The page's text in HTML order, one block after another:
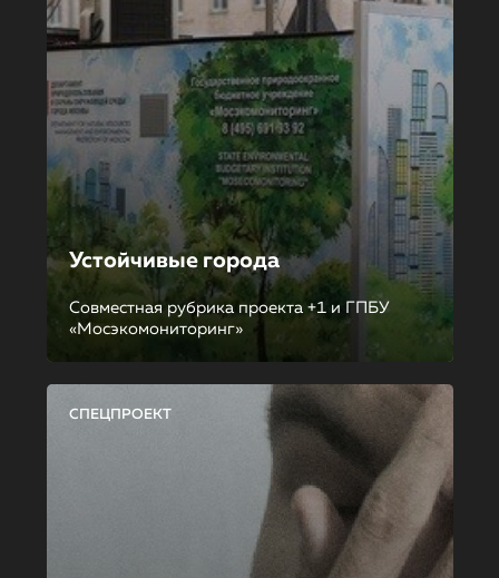
Устойчивые города
Совместная рубрика проекта +1 и ГПБУ
«Мосэкомониторинг»
СПЕЦПРОЕКТ